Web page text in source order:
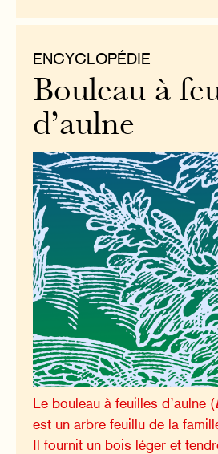
ENCYCLOPÉDIE
Bouleau à
d’aulne
Le bouleau à feuilles d’aulne (
est un arbre feuillu de la
Il fournit un bois léger et